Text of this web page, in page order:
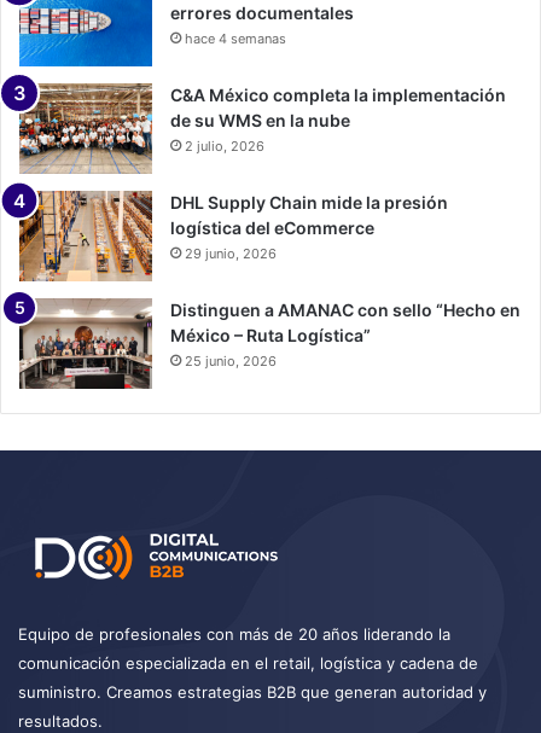
errores documentales
hace 4 semanas
C&A México completa la implementación
de su WMS en la nube
2 julio, 2026
DHL Supply Chain mide la presión
logística del eCommerce
29 junio, 2026
Distinguen a AMANAC con sello “Hecho en
México – Ruta Logística”
25 junio, 2026
Equipo de profesionales con más de 20 años liderando la
comunicación especializada en el retail, logística y cadena de
suministro. Creamos estrategias B2B que generan autoridad y
resultados.